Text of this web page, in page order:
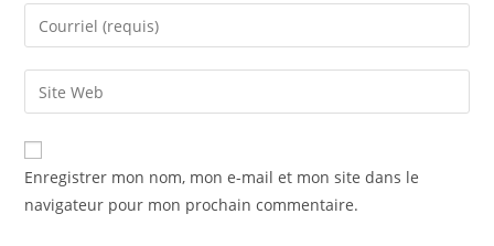
Enregistrer mon nom, mon e-mail et mon site dans le
navigateur pour mon prochain commentaire.